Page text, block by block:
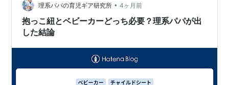
エッグショック ほぼ毎日使っている。 使…
理系パパの育児ギア研究所 • 4ヶ月前
抱っこ紐とベビーカーどっち必要？理系パパが出
した結論